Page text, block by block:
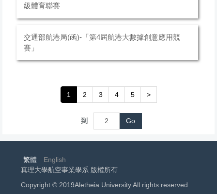
級體育聯賽
交通部航港局(函)-「第4屆航港大數據創意應用競
賽」
1 2 3 4 5 >
到 Go
繁體
English
真理大學航空事業學系 版權所有
Copyright © 2019Aletheia University All rights reserved